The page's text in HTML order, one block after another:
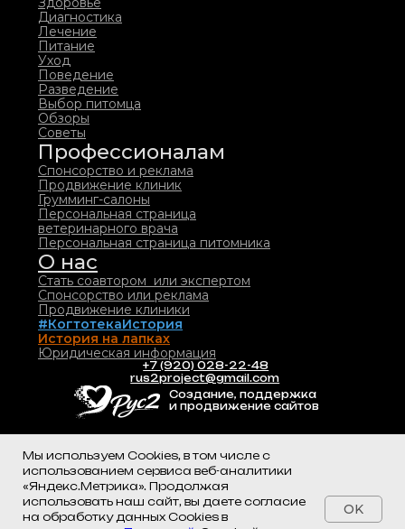
Мы используем Cookies, в том числе с
использованием сервиса веб-аналитики
«Яндекс.Метрика». Продолжая
использовать наш сайт, вы даете согласие
на обработку данных Cookies в
OK